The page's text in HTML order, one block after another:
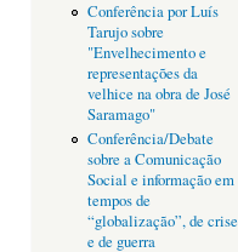
Conferência por Luís
Tarujo sobre
"Envelhecimento e
representações da
velhice na obra de José
Saramago"
Conferência/Debate
sobre a Comunicação
Social e informação em
tempos de
“globalização”, de crise
e de guerra